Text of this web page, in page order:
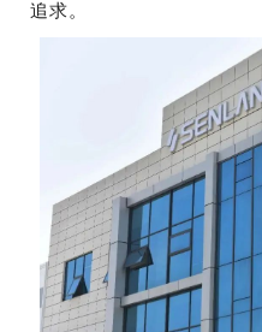
追求。